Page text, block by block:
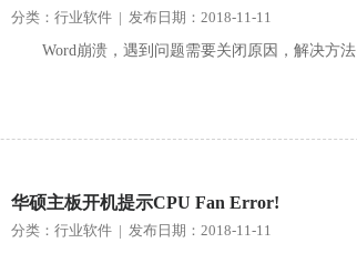
分类：行业软件 | 发布日期：2018-11-11
Word崩溃，遇到问题需要关闭原因，解决方法
华硕主板开机提示CPU Fan Error!
分类：行业软件 | 发布日期：2018-11-11